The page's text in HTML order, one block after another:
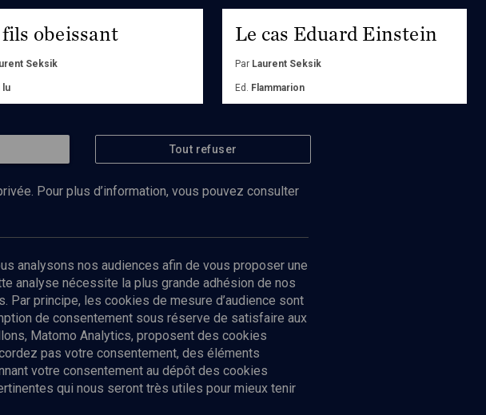
obeissant
Seksik
lu
Le cas Eduard Einstein
Par Laurent Seksik
Ed. Flammarion
Envoyer
Tout refuser
Pour plus d’information, vous pouvez consulter
analysons nos audiences afin de vous proposer une
analyse nécessite la plus grande adhésion de nos
principe, les cookies de mesure d’audience sont
de consentement sous réserve de satisfaire aux
Matomo Analytics, proposent des cookies
pas votre consentement, des éléments
votre consentement au dépôt des cookies
qui nous seront très utiles pour mieux tenir